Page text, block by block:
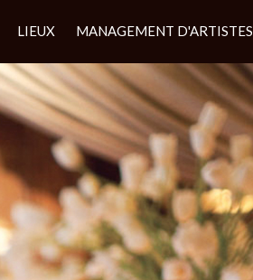
LIEUX MANAGEMENT D'ARTISTES